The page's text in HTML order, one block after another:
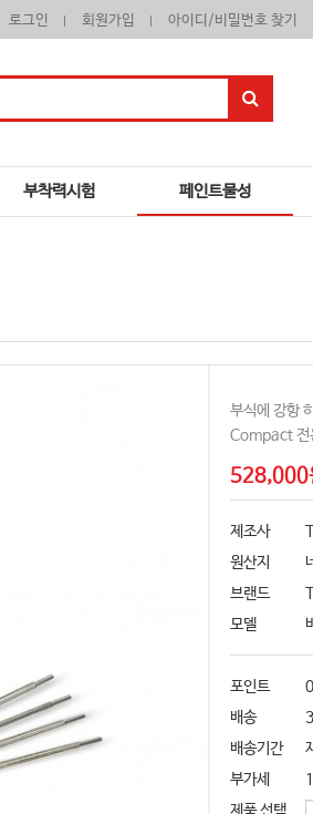
로그인 회원가입 아이디/비밀번호 찾기
부착력시험 페인트물성
부식에 강항
Compact 전
528,000
제조사
원산지
브랜드
모델
포인트
배송
배송기간
부가세